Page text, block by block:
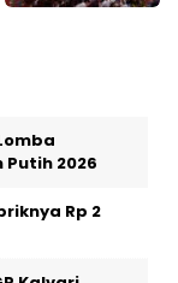
2026
Rp 2